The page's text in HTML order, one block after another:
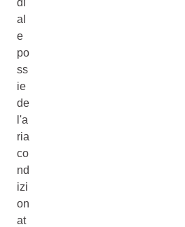
di
al
e
po
ss
ie
de
l'a
ria
co
nd
izi
on
at